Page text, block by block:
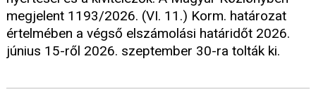
megjelent 1193/2026. (VI. 11.) Korm. határozat
értelmében a végső elszámolási határidőt 2026.
június 15-ről 2026. szeptember 30-ra tolták ki.